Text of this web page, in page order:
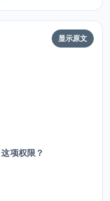
显示原文
项权限？